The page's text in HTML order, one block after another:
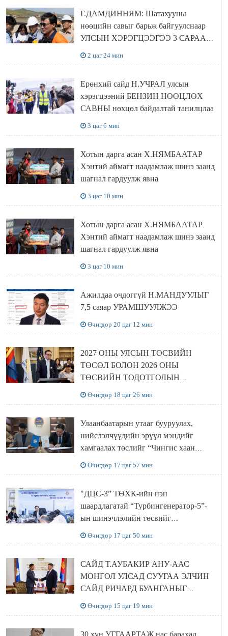
Г.ДАМДИННЯМ: Шатахууны
нөөцийн савыг барьж байгуулснаар
УЛСЫН ХЭРЭГЦЭЭГЭЭ 3 САРААР
2 цаг 24 мин
Ерөнхий сайд Н.УЧРАЛ улсын
хэрэгцээний БЕНЗИН НӨӨЦЛӨХ
САВНЫ нөхцөл байдалтай танилцлаа
3 цаг 6 мин
Хотын дарга асан Х.НЯМБААТАР
Хэнтий аймагт наадамлаж шинэ заанд
шагнал гардуулж явна
3 цаг 10 мин
Хотын дарга асан Х.НЯМБААТАР
Хэнтий аймагт наадамлаж шинэ заанд
шагнал гардуулж явна
3 цаг 10 мин
Ажилдаа очдоггүй Н.МАНДУУЛЫГ
7,5 саяар УРАМШУУЛЖЭЭ
Өчигдөр 20 цаг 12 мин
2027 ОНЫ УЛСЫН ТӨСВИЙН
ТӨСӨЛ БОЛОН 2026 ОНЫ
ТӨСВИЙН ТОДОТГОЛЫН
Өчигдөр 18 цаг 26 мин
Улаанбаатарын утааг бууруулах,
нийслэлчүүдийн эрүүл мэндийг
хамгаалах төслийг “Чингис хаан
Өчигдөр 17 цаг 57 мин
"ДЦС-3” ТӨХК-ийн нэн
шаардлагатай “Турбингенератор-5”-
ын шинэчлэлийн төсвийг
Өчигдөр 17 цаг 50 мин
САЙД Т.АУБАКИР АНУ-ААС
МОНГОЛ УЛСАД СУУГАА ЭЛЧИН
САЙД РИЧАРД БУАНГАНЫГ
Өчигдөр 15 цаг 19 мин
30 хүн УГГААРТАЖ нас барахад